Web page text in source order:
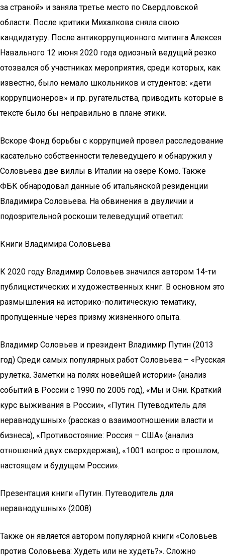
за страной» и заняла третье место по Свердловской
области. После критики Михалкова сняла свою
кандидатуру. После антикоррупционного митинга Алексея
Навального 12 июня 2020 года одиозный ведущий резко
отозвался об участниках мероприятия, среди которых, как
известно, было немало школьников и студентов: «дети
коррупционеров» и пр. ругательства, приводить которые в
тексте было бы неправильно в плане этики.
Вскоре Фонд борьбы с коррупцией провел расследование
касательно собственности телеведущего и обнаружил у
Соловьева две виллы в Италии на озере Комо. Также
ФБК обнародовал данные об итальянской резиденции
Владимира Соловьева. На обвинения в двуличии и
подозрительной роскоши телеведущий ответил:
Книги Владимира Соловьева
К 2020 году Владимир Соловьев значился автором 14-ти
публицистических и художественных книг. В основном это
размышления на историко-политическую тематику,
пропущенные через призму жизненного опыта.
Владимир Соловьев и президент Владимир Путин (2013
год) Среди самых популярных работ Соловьева – «Русская
рулетка. Заметки на полях новейшей истории» (анализ
событий в России с 1990 по 2005 год), «Мы и Они. Краткий
курс выживания в России», «Путин. Путеводитель для
неравнодушных» (рассказ о взаимоотношении власти и
бизнеса), «Противостояние: Россия – США» (анализ
отношений двух сверхдержав), «1001 вопрос о прошлом,
настоящем и будущем России».
Презентация книги «Путин. Путеводитель для
неравнодушных» (2008)
Также он является автором популярной книги «Соловьев
против Соловьева: Худеть или не худеть?». Сложно